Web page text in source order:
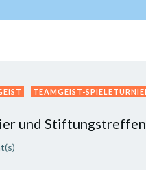
TEAMGEIST-
und Stiftungstreffen